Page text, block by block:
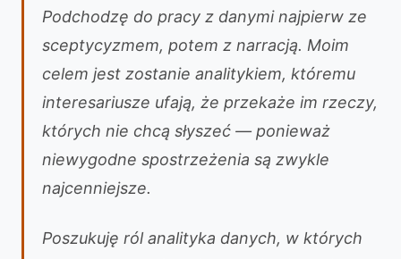
Podchodzę do pracy z danymi najpierw ze
sceptycyzmem, potem z narracją. Moim
celem jest zostanie analitykiem, któremu
interesariusze ufają, że przekaże im rzeczy,
których nie chcą słyszeć — ponieważ
niewygodne spostrzeżenia są zwykle
najcenniejsze.
Poszukuję ról analityka danych, w których